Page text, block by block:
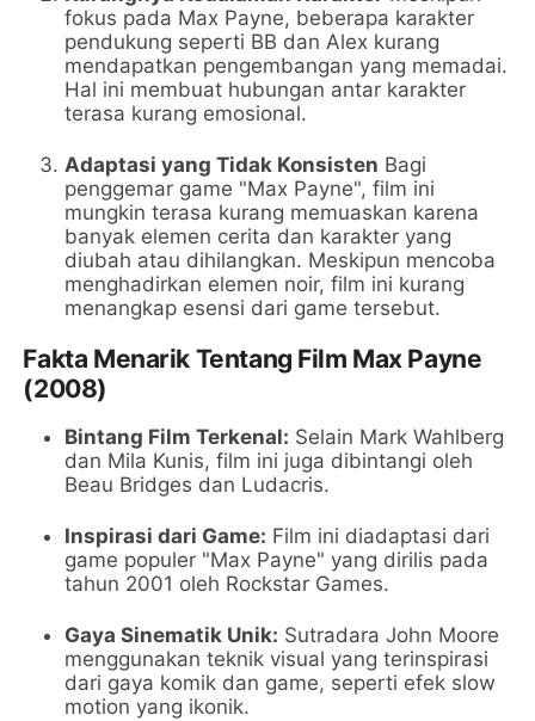
fokus pada Max Payne, beberapa karakter
pendukung seperti BB dan Alex kurang
mendapatkan pengembangan yang memadai.
Hal ini membuat hubungan antar karakter
terasa kurang emosional.
Adaptasi yang Tidak Konsisten Bagi
penggemar game "Max Payne", film ini
mungkin terasa kurang memuaskan karena
banyak elemen cerita dan karakter yang
diubah atau dihilangkan. Meskipun mencoba
menghadirkan elemen noir, film ini kurang
menangkap esensi dari game tersebut.
Fakta Menarik Tentang Film Max Payne
(2008)
Bintang Film Terkenal: Selain Mark Wahlberg
dan Mila Kunis, film ini juga dibintangi oleh
Beau Bridges dan Ludacris.
Inspirasi dari Game: Film ini diadaptasi dari
game populer "Max Payne" yang dirilis pada
tahun 2001 oleh Rockstar Games.
Gaya Sinematik Unik: Sutradara John Moore
menggunakan teknik visual yang terinspirasi
dari gaya komik dan game, seperti efek slow
motion yang ikonik.